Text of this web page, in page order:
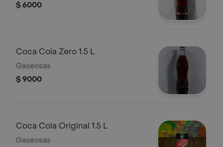
$ 6000
Coca Cola Zero 1.5 L
Gaseosas
$ 9000
Coca Cola Original 1.5 L
Gaseosas